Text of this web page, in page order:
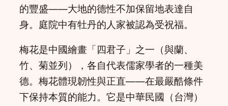
的豐盛——大地的德性不加保留地表達自
身。庭院中有牡丹的人家被認為受祝福。
梅花是中國繪畫「四君子」之一（與蘭、
竹、菊並列），各自代表儒家學者的一種美
德。梅花體現韌性與正直——在最嚴酷條件
下保持本質的能力。它是中華民國（台灣）